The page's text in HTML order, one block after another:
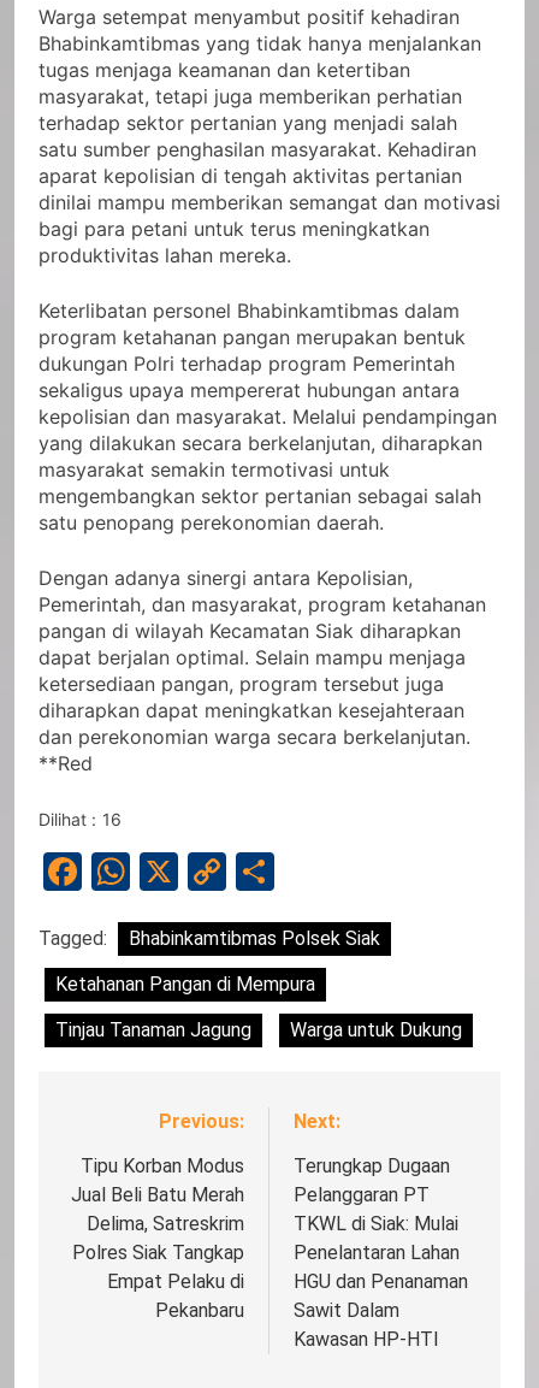
Warga setempat menyambut positif kehadiran
Bhabinkamtibmas yang tidak hanya menjalankan
tugas menjaga keamanan dan ketertiban
masyarakat, tetapi juga memberikan perhatian
terhadap sektor pertanian yang menjadi salah
satu sumber penghasilan masyarakat. Kehadiran
aparat kepolisian di tengah aktivitas pertanian
dinilai mampu memberikan semangat dan motivasi
bagi para petani untuk terus meningkatkan
produktivitas lahan mereka.
Keterlibatan personel Bhabinkamtibmas dalam
program ketahanan pangan merupakan bentuk
dukungan Polri terhadap program Pemerintah
sekaligus upaya mempererat hubungan antara
kepolisian dan masyarakat. Melalui pendampingan
yang dilakukan secara berkelanjutan, diharapkan
masyarakat semakin termotivasi untuk
mengembangkan sektor pertanian sebagai salah
satu penopang perekonomian daerah.
Dengan adanya sinergi antara Kepolisian,
Pemerintah, dan masyarakat, program ketahanan
pangan di wilayah Kecamatan Siak diharapkan
dapat berjalan optimal. Selain mampu menjaga
ketersediaan pangan, program tersebut juga
diharapkan dapat meningkatkan kesejahteraan
dan perekonomian warga secara berkelanjutan.
**Red
Dilihat : 16
Facebook
WhatsApp
X
Copy
Tagged:
Bhabinkamtibmas Polsek Siak
Ketahanan Pangan di Mempura
Tinjau Tanaman Jagung
Warga untuk Dukung
Navigasi
pos
Previous:
Tipu Korban Modus
Jual Beli Batu Merah
Delima, Satreskrim
Polres Siak Tangkap
Empat Pelaku di
Pekanbaru
Next:
Terungkap Dugaan
Pelanggaran PT
TKWL di Siak: Mulai
Penelantaran Lahan
HGU dan Penanaman
Sawit Dalam
Kawasan HP-HTI